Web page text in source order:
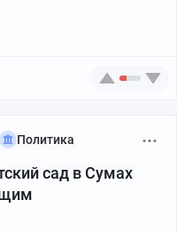
Политика
сад в Сумах